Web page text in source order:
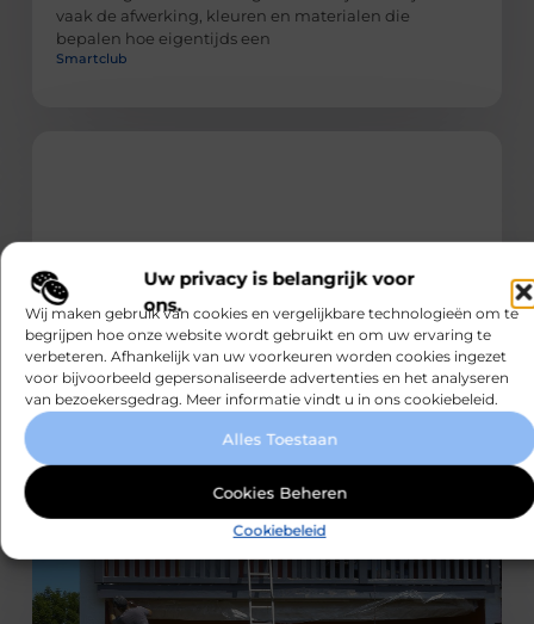
Uw privacy is belangrijk voor
ons.
Wij maken gebruik van cookies en vergelijkbare technologieën om te
begrijpen hoe onze website wordt gebruikt en om uw ervaring te
verbeteren. Afhankelijk van uw voorkeuren worden cookies ingezet
voor bijvoorbeeld gepersonaliseerde advertenties en het analyseren
van bezoekersgedrag. Meer informatie vindt u in ons cookiebeleid.
Alles Toestaan
Cookies Beheren
Cookiebeleid
vaak de afwerking, kleuren en materialen die
bepalen hoe eigentijds een
Smartclub
Kabelaring kiezen voor je boot
Wie vaak aanlegt, merkt snel hoe gemakkelijk een
romp beschadigt door schuren langs steiger, bolder of
kade. Een kabelaring is een praktische stootrand van
touw